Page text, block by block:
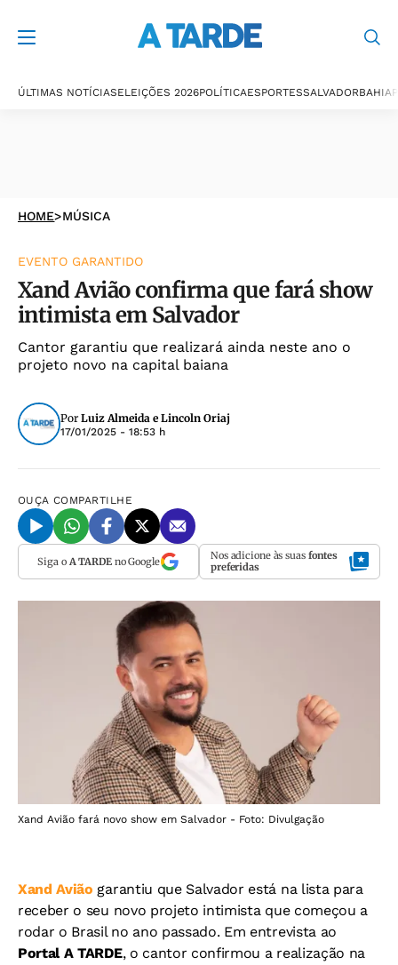
ÚLTIMAS NOTÍCIASELEIÇÕES 2026POLÍTICAESPORTESSALVADORBAHIA
HOME>MÚSICA
EVENTO GARANTIDO
Xand Avião confirma que fará show
intimista em Salvador
Cantor garantiu que realizará ainda neste ano o
projeto novo na capital baiana
Por Luiz Almeida e Lincoln Oriaj
17/01/2025 - 18:53 h
OUÇA COMPARTILHE
Siga o A TARDEno Google Nos adicione às suas fontes
preferidas
Xand Avião fará novo show em Salvador - Foto: Divulgação
Xand Avião garantiu que Salvador está na lista para
receber o seu novo projeto intimista que começou a
rodar o Brasil no ano passado. Em entrevista ao
Portal A TARDE, o cantor confirmou a realização na